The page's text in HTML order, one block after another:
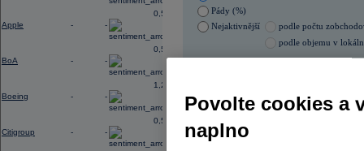
Apple - -
0,52
BoA - -
0,56
Boeing - -
1,28
Citigroup - -
0,56
Pády (%)
Nejaktivnější
podle počtu
podle objemu v
ČEZ
ERSTE BANK
PHILIP MORRIS ČR
KOMERČNÍ BANKA
Povolte cookies a
naplno